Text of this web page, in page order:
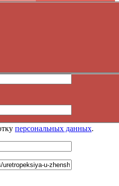
специалист свяжется с вами в
персональных данных.